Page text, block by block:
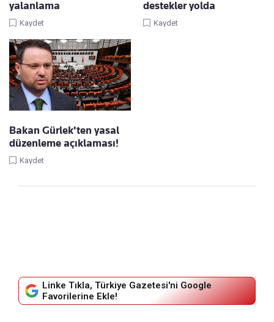
yalanlama
Kaydet
destekler yolda
Kaydet
Bakan Gürlek'ten yasal
düzenleme açıklaması!
Kaydet
Linke Tıkla, Türkiye Gazetesi'ni Google
Favorilerine Ekle!